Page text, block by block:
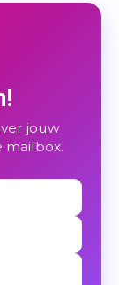
jouw
mailbox.